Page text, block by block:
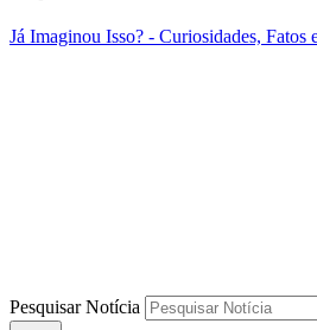
Já Imaginou Isso? - Curiosidades, Fatos
Pesquisar Notícia